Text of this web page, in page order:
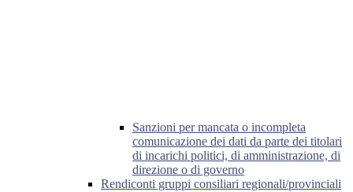
Sanzioni per mancata o incompleta
comunicazione dei dati da parte dei titolari
di incarichi politici, di amministrazione, di
direzione o di governo
Rendiconti gruppi consiliari regionali/provinciali